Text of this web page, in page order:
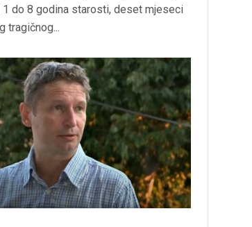
1 do 8 godina starosti, deset mjeseci
tragičnog...